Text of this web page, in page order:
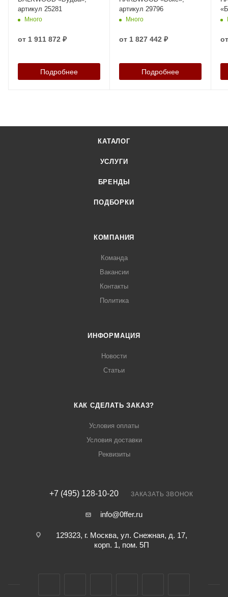
артикул 25281
Много
от 1 911 872 ₽
Подробнее
артикул 29796
Много
от 1 827 442 ₽
Подробнее
КАТАЛОГ
УСЛУГИ
БРЕНДЫ
ПОДБОРКИ
КОМПАНИЯ
Команда
Вакансии
Контакты
Политика
ИНФОРМАЦИЯ
Новости
Статьи
КАК СДЕЛАТЬ ЗАКАЗ?
Условия оплаты
Условия доставки
Реквизиты
+7 (495) 128-10-20 ЗАКАЗАТЬ ЗВОНОК
info@0ffer.ru
129323, г. Москва, ул. Снежная, д. 17,
корп. 1, пом. 5П